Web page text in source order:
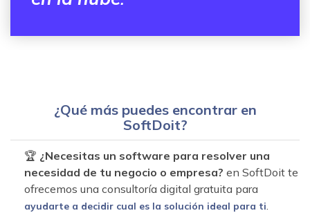
¿Qué más puedes encontrar en
SoftDoit?
🏆 ¿Necesitas un software para resolver una
necesidad de tu negocio o empresa? en SoftDoit te
ofrecemos una consultoría digital gratuita para
ayudarte a decidir cual es la solución ideal para ti.